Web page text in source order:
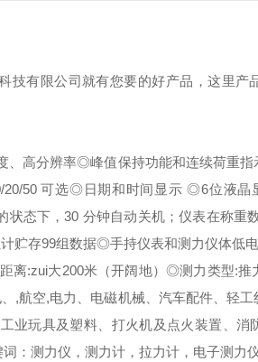
有限公司就有您要的好产品，这里产
高分辨率◎峰值保持功能和连续荷重
50 可选◎日期和时间显示 ◎6位液晶
态下，30 分钟自动关机；仪表在称重
贮存99组数据◎手持仪表和测力仪体低
:zui大200米（开阔地）◎测力类型:推
航空,电力、电磁机械、汽车配件、轻
业玩具及塑料、打火机及点火装置、消
：测力仪，测力计，拉力计，电子测力